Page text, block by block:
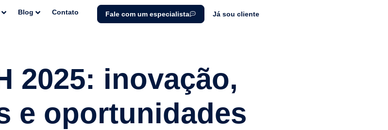
Blog Contato Fale com um especialista Já sou cliente
2025: inovação,
e oportunidades